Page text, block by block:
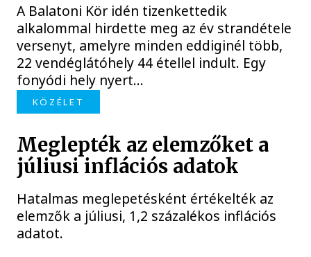
A Balatoni Kör idén tizenkettedik
alkalommal hirdette meg az év strandétele
versenyt, amelyre minden eddiginél több,
22 vendéglátóhely 44 étellel indult. Egy
fonyódi hely nyert...
KÖZÉLET
Meglepték az elemzőket a
júliusi inflációs adatok
Hatalmas meglepetésként értékelték az
elemzők a júliusi, 1,2 százalékos inflációs
adatot.